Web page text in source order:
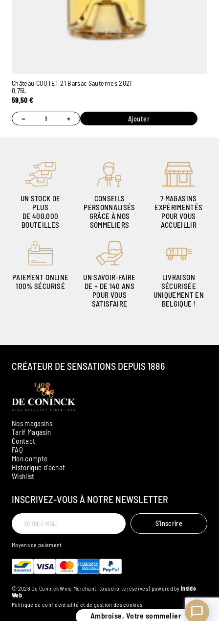
Château COUTET 21 Barsac Sauternes 2021
0,75L
59,50€
− + Ajouter
UN STOCK DE
PLUS
DE 400.000
BOUTEILLES
CONSEILS
PERSONNALISÉS
GRÂCE À NOS
SOMMELIERS
7 MAGASINS
EXPÉRIMENTÉS
POUR VOUS
ACCUEILLIR
PAIEMENT ONLINE
100% SÉCURISÉ
UN SAVOIR-FAIRE
DE + DE 140 ANS
POUR VOUS
SATISFAIRE
LIVRAISON
SÉCURISÉE
UNIQUEMENT EN
BELGIQUE !
Nos magasins
Tarif Magasin
Contact
FAQ
Mon compte
Historique d'achat
Wishlist
INSCRIVEZ-VOUS À NOTRE NEWSLETTER
S'inscrire
CRÉATEUR DE SENSATIONS DEPUIS 1886
Moyens de paiement
© 2026 De Coninck Wine Merchant, tous droits réservés | powered byInside
Web
Politique de confidentialité et de gestion des cookies
Ambroise, Votre sommelier